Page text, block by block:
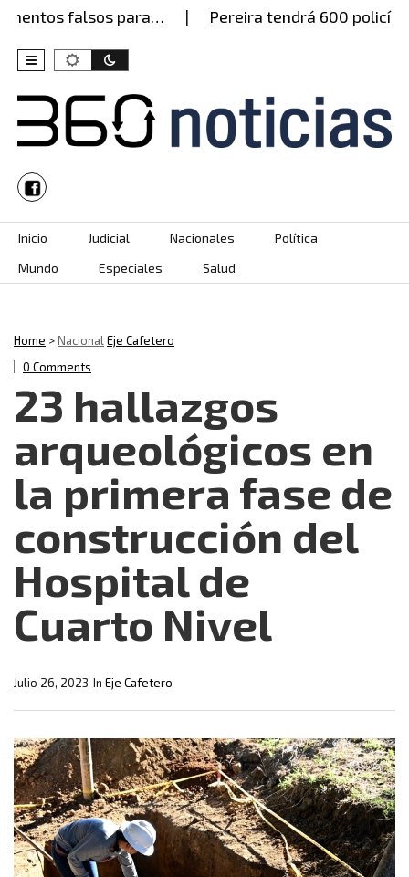
falsos para… Pereira tendrá 600 policías
Skip to content
Inicio Judicial Nacionales
Política
Mundo
Especiales Salud
Home >NacionalEje Cafetero
0 Comments
23 hallazgos
arqueológicos en
la primera fase de
construcción del
Hospital de
Cuarto Nivel
In Eje Cafetero
Julio 26, 2023